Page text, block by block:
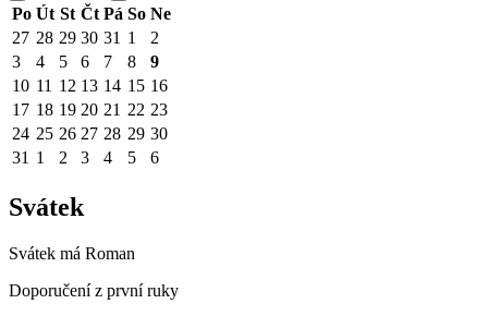
Po Út St Čt Pá So Ne
27 28 29 30 31 1
2
3
4 5 6 7 8
9
10 11 12 13 14 15 16
17 18 19 20 21 22 23
24 25 26 27 28 29 30
31 1 2 3 4 5 6
Svátek
Svátek má Roman
Doporučení z první ruky